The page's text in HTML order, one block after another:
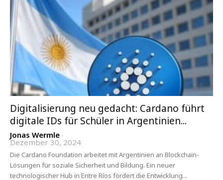
Digitalisierung neu gedacht: Cardano führt
digitale IDs für Schüler in Argentinien...
Jonas Wermle-
Dezember 30, 2024
Die Cardano Foundation arbeitet mit Argentinien an Blockchain-
Lösungen für soziale Sicherheit und Bildung. Ein neuer
technologischer Hub in Entre Ríos fördert die Entwicklung...